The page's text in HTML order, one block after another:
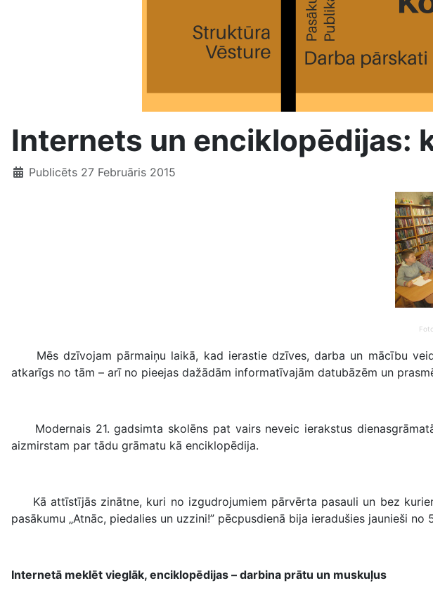
Internets un enciklopēdijas:
Publicēts 27 Februāris 2015
Mēs dzīvojam pārmaiņu laikā, kad ierastie dzīves, darba un mācību
atkarīgs no tām – arī no pieejas dažādām informatīvajām datubāzēm un
Modernais 21. gadsimta skolēns pat vairs neveic ierakstus
aizmirstam par tādu grāmatu kā enciklopēdija.
Kā attīstījās zinātne, kuri no izgudrojumiem pārvērta pasauli un bez
pasākumu „Atnāc, piedalies un uzzini!” pēcpusdienā bija ieradušies jaunieši no
Internetā meklēt vieglāk, enciklopēdijas – darbina prātu un muskuļus